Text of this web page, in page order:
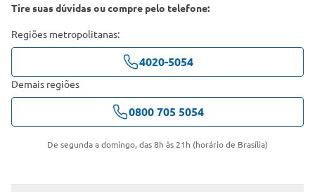
Tire suas dúvidas ou compre pelo telefone:
Regiões metropolitanas:
4020-5054
Demais regiões
0800 705 5054
De segunda a domingo, das 8h às 21h (horário de Brasília)